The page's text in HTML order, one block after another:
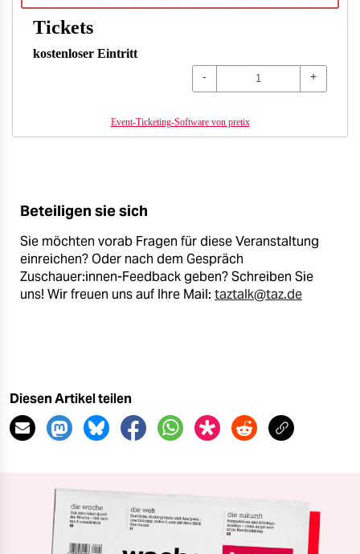
Tickets
kostenloser Eintritt
- +
Event-Ticketing-Software von pretix
Beteiligen sie sich
Sie möchten vorab Fragen für diese Veranstaltung
einreichen? Oder nach dem Gespräch
Zuschauer:innen-Feedback geben? Schreiben Sie
uns! Wir freuen uns auf Ihre Mail: taztalk@taz.de
Diesen Artikel teilen